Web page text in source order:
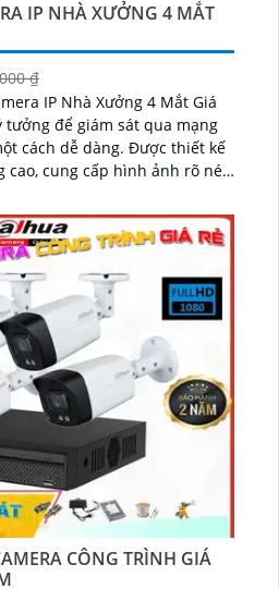
IP NHÀ XƯỞNG 4 MẮT
₫
IP Nhà Xưởng 4 Mắt Giá
tưởng để giám sát qua mạng
dàng. Được thiết kế
cung cấp hình ảnh rõ nét
CÔNG TRÌNH GIÁ